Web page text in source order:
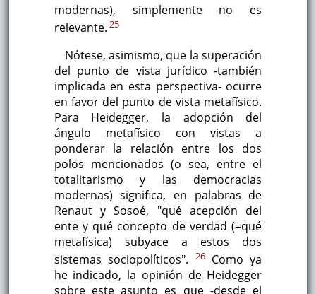
modernas), simplemente no es
relevante. 25
Nótese, asimismo, que la superación
del punto de vista jurídico -también
implicada en esta perspectiva- ocurre
en favor del punto de vista metafísico.
Para Heidegger, la adopción del
ángulo metafísico con vistas a
ponderar la relación entre los dos
polos mencionados (o sea, entre el
totalitarismo y las democracias
modernas) significa, en palabras de
Renaut y Sosoé, "qué acepción del
ente y qué concepto de verdad (=qué
metafísica) subyace a estos dos
sistemas sociopolíticos".
26 Como ya
he indicado, la opinión de Heidegger
sobre este asunto es que -desde el